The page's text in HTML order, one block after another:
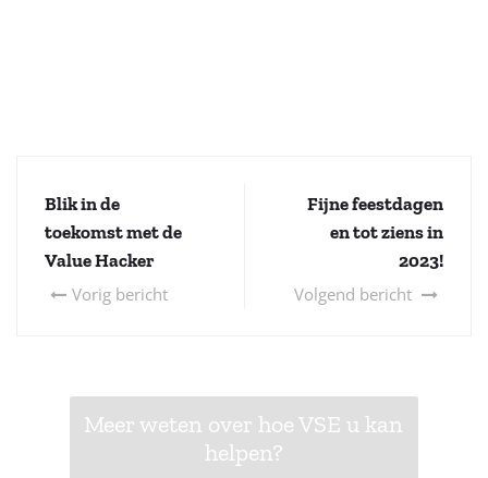
Blik in de
toekomst met de
Value Hacker
Vorig bericht
Fijne feestdagen
en tot ziens in
2023!
Volgend bericht
Meer weten over hoe VSE u kan
helpen?